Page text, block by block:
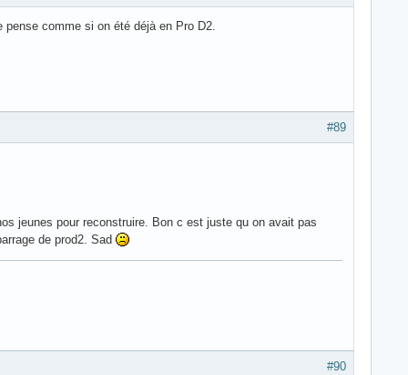
pense comme si on été déjà en Pro D2.
#89
jeunes pour reconstruire. Bon c est juste qu on avait pas
de prod2. Sad
#90